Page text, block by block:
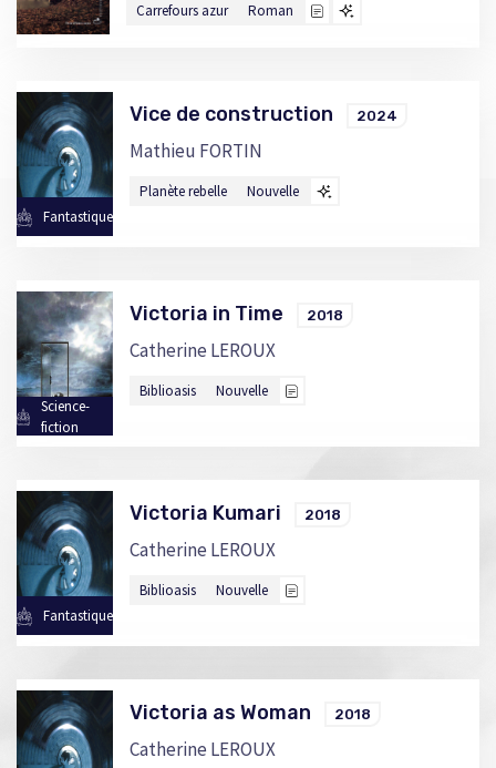
Carrefours azur Roman
Fantastique
Vice de construction 2024
Mathieu FORTIN
Planète rebelle Nouvelle
Science-
fiction
Victoria in Time 2018
Catherine LEROUX
Biblioasis Nouvelle
Fantastique
Victoria Kumari 2018
Catherine LEROUX
Biblioasis Nouvelle
Victoria as Woman 2018
Catherine LEROUX